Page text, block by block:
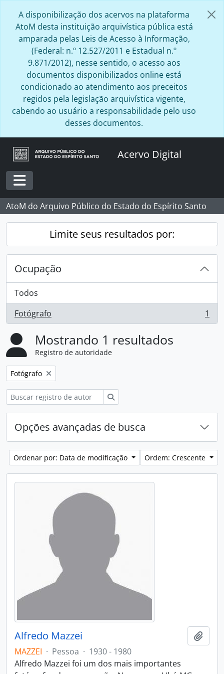
A disponibilização dos acervos na plataforma
AtoM desta instituição arquivística pública está
amparada pelas Leis de Acesso à Informação,
(Federal: n.º 12.527/2011 e Estadual n.º
9.871/2012), nesse sentido, o acesso aos
documentos disponibilizados online está
condicionado ao atendimento aos preceitos
regidos pela legislação arquivística vigente,
cabendo ao usuário a responsabilidade pelo uso
desses documentos.
Acervo Digital
Toggle navigation
AtoM do Arquivo Público do Estado do Espírito Santo
Limite seus resultados por:
Ocupação
Todos
Fotógrafo
, 1 resultados 1
Mostrando 1 resultados
Registro de autoridade
Remover filtro:
Fotógrafo
Opções avançadas de busca
Ordenar por: Data de modificação Ordem: Crescente
Alfredo Mazzei
MAZZEI · Pessoa · 1930 - 1980
Alfredo Mazzei foi um dos mais importantes